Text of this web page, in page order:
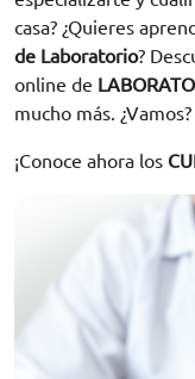
casa? ¿Quieres
de Laboratorio?
online de
mucho más. ¿Vamos?
¡Conoce ahora los